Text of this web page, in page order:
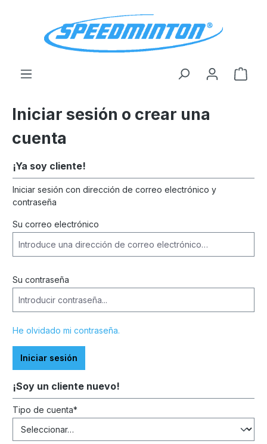
El
Iniciar sesión o crear una
cuenta
¡Ya soy cliente!
Iniciar sesión con dirección de correo electrónico y
contraseña
Su correo electrónico
Su contraseña
He olvidado mi contraseña.
Iniciar sesión
¡Soy un cliente nuevo!
Información personal
Tipo de cuenta*